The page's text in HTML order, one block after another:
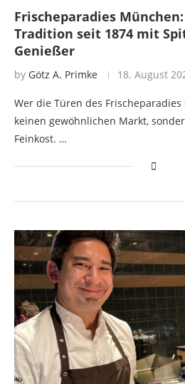
Frischeparadies
Tradition seit 1874 mit
Genießer
by Götz A. Primke 18. August
Wer die Türen des
keinen gewöhnlichen Markt,
Feinkost. …